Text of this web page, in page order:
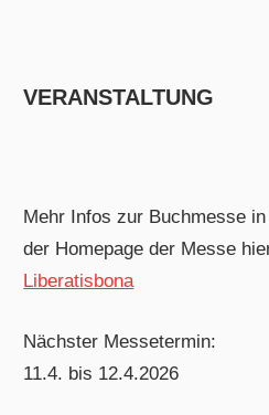
VERANSTALTUNG
Mehr Infos zur Buchmesse
der Homepage der Messe
Liberatisbona
Nächster Messetermin:
11.4. bis 12.4.2026